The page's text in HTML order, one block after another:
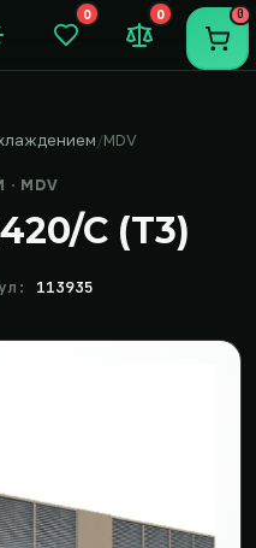
тема
0
Закладки (0)
0
Сравнение
0
MDV
MDV
C (T3)
113935